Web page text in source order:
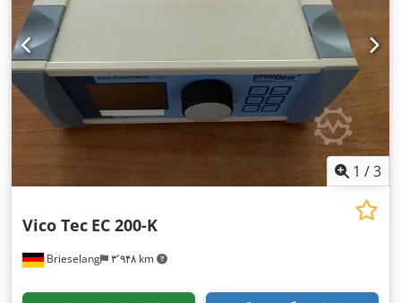
1 /3
Brieselang ۳٬۹۴۸ km
Vico Tec EC 200-K